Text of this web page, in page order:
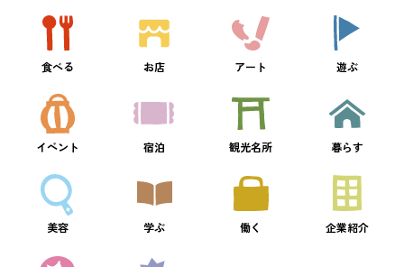
食べる お店 アート 遊ぶ
イベント 宿泊 観光名所 暮らす
美容 学ぶ 働く 企業紹介